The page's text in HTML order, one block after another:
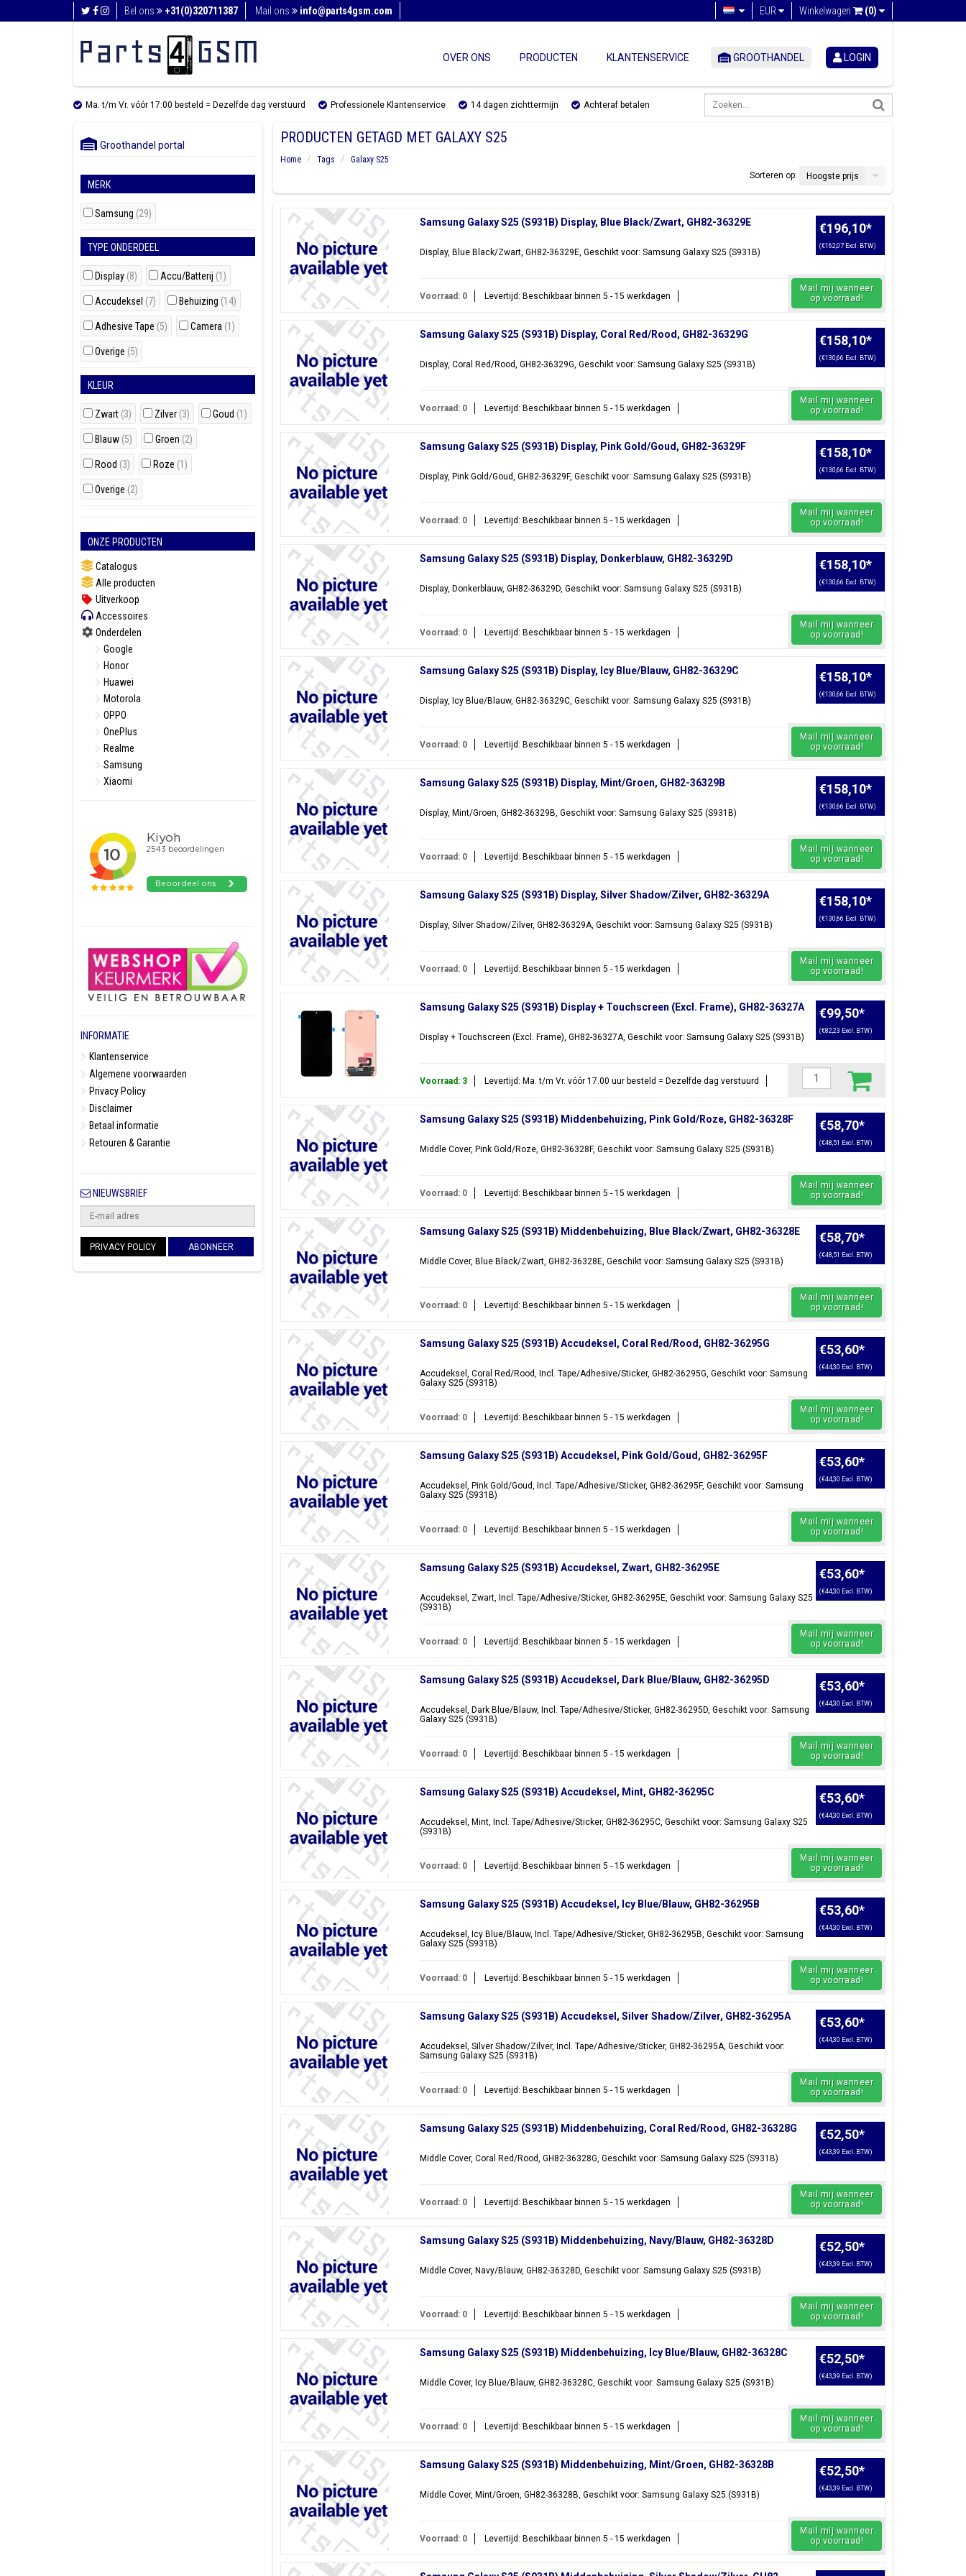
Bel ons +31(0)320711387 Mail ons info@parts4gsm.com Winkelwagen (0)
EUR
OVER ONS PRODUCTEN KLANTENSERVICE GROOTHANDEL LOGIN
Ma. t/m Vr. vóór 17:00 besteld = Dezelfde dag verstuurd Professionele Klantenservice 14 dagen zichttermijn Achteraf betalen
Groothandel portal
MERK
Samsung (29)
TYPE ONDERDEEL
Display (8) Accu/Batterij (1)
Accudeksel (7) Behuizing (14)
Adhesive Tape (5) Camera (1)
Overige (5)
KLEUR
Zwart (3) Zilver (3) Goud (1)
Blauw (5) Groen (2)
Rood (3) Roze (1)
Overige (2)
ONZE PRODUCTEN
Catalogus
Alle producten
Uitverkoop
Accessoires
Onderdelen
Google
Honor
Huawei
Motorola
OPPO
OnePlus
Realme
Samsung
Xiaomi
INFORMATIE
Klantenservice
Algemene voorwaarden
Privacy Policy
Disclaimer
Betaal informatie
Retouren & Garantie
NIEUWSBRIEF
PRIVACY POLICY ABONNEER
PRODUCTEN GETAGD MET GALAXY S25
Home Tags
Galaxy S25
Sorteren op:
Hoogste prijs
Samsung Galaxy S25 (S931B) Display, Blue Black/Zwart, GH82-36329E
Display, Blue Black/Zwart, GH82-36329E, Geschikt voor: Samsung Galaxy S25 (S931B)
€196,10*
(€162,07 Excl. BTW)
Voorraad: 0 Levertijd: Beschikbaar binnen 5 - 15 werkdagen
Mail mij wanneer
op voorraad!
Samsung Galaxy S25 (S931B) Display, Coral Red/Rood, GH82-36329G
Display, Coral Red/Rood, GH82-36329G, Geschikt voor: Samsung Galaxy S25 (S931B)
€158,10*
(€130,66 Excl. BTW)
Voorraad: 0 Levertijd: Beschikbaar binnen 5 - 15 werkdagen
Mail mij wanneer
op voorraad!
Samsung Galaxy S25 (S931B) Display, Pink Gold/Goud, GH82-36329F
Display, Pink Gold/Goud, GH82-36329F, Geschikt voor: Samsung Galaxy S25 (S931B)
€158,10*
(€130,66 Excl. BTW)
Voorraad: 0 Levertijd: Beschikbaar binnen 5 - 15 werkdagen
Mail mij wanneer
op voorraad!
Samsung Galaxy S25 (S931B) Display, Donkerblauw, GH82-36329D
Display, Donkerblauw, GH82-36329D, Geschikt voor: Samsung Galaxy S25 (S931B)
€158,10*
(€130,66 Excl. BTW)
Voorraad: 0 Levertijd: Beschikbaar binnen 5 - 15 werkdagen
Mail mij wanneer
op voorraad!
Samsung Galaxy S25 (S931B) Display, Icy Blue/Blauw, GH82-36329C
Display, Icy Blue/Blauw, GH82-36329C, Geschikt voor: Samsung Galaxy S25 (S931B)
€158,10*
(€130,66 Excl. BTW)
Voorraad: 0 Levertijd: Beschikbaar binnen 5 - 15 werkdagen
Mail mij wanneer
op voorraad!
Samsung Galaxy S25 (S931B) Display, Mint/Groen, GH82-36329B
Display, Mint/Groen, GH82-36329B, Geschikt voor: Samsung Galaxy S25 (S931B)
€158,10*
(€130,66 Excl. BTW)
Voorraad: 0 Levertijd: Beschikbaar binnen 5 - 15 werkdagen
Mail mij wanneer
op voorraad!
Samsung Galaxy S25 (S931B) Display, Silver Shadow/Zilver, GH82-36329A
Display, Silver Shadow/Zilver, GH82-36329A, Geschikt voor: Samsung Galaxy S25 (S931B)
€158,10*
(€130,66 Excl. BTW)
Voorraad: 0 Levertijd: Beschikbaar binnen 5 - 15 werkdagen
Mail mij wanneer
op voorraad!
Samsung Galaxy S25 (S931B) Display + Touchscreen (Excl. Frame), GH82-36327A
Display + Touchscreen (Excl. Frame), GH82-36327A, Geschikt voor: Samsung Galaxy S25 (S931B)
€99,50*
(€82,23 Excl. BTW)
Voorraad: 3 Levertijd: Ma. t/m Vr. vóór 17.00 uur besteld = Dezelfde dag verstuurd
Samsung Galaxy S25 (S931B) Middenbehuizing, Pink Gold/Roze, GH82-36328F
Middle Cover, Pink Gold/Roze, GH82-36328F, Geschikt voor: Samsung Galaxy S25 (S931B)
€58,70*
(€48,51 Excl. BTW)
Voorraad: 0 Levertijd: Beschikbaar binnen 5 - 15 werkdagen
Mail mij wanneer
op voorraad!
Samsung Galaxy S25 (S931B) Middenbehuizing, Blue Black/Zwart, GH82-36328E
Middle Cover, Blue Black/Zwart, GH82-36328E, Geschikt voor: Samsung Galaxy S25 (S931B)
€58,70*
(€48,51 Excl. BTW)
Voorraad: 0 Levertijd: Beschikbaar binnen 5 - 15 werkdagen
Mail mij wanneer
op voorraad!
Samsung Galaxy S25 (S931B) Accudeksel, Coral Red/Rood, GH82-36295G
Accudeksel, Coral Red/Rood, Incl. Tape/Adhesive/Sticker, GH82-36295G, Geschikt voor: Samsung
Galaxy S25 (S931B)
€53,60*
(€44,30 Excl. BTW)
Voorraad: 0 Levertijd: Beschikbaar binnen 5 - 15 werkdagen
Mail mij wanneer
op voorraad!
Samsung Galaxy S25 (S931B) Accudeksel, Pink Gold/Goud, GH82-36295F
Accudeksel, Pink Gold/Goud, Incl. Tape/Adhesive/Sticker, GH82-36295F, Geschikt voor: Samsung
Galaxy S25 (S931B)
€53,60*
(€44,30 Excl. BTW)
Voorraad: 0 Levertijd: Beschikbaar binnen 5 - 15 werkdagen
Mail mij wanneer
op voorraad!
Samsung Galaxy S25 (S931B) Accudeksel, Zwart, GH82-36295E
Accudeksel, Zwart, Incl. Tape/Adhesive/Sticker, GH82-36295E, Geschikt voor: Samsung Galaxy S25
(S931B)
€53,60*
(€44,30 Excl. BTW)
Voorraad: 0 Levertijd: Beschikbaar binnen 5 - 15 werkdagen
Mail mij wanneer
op voorraad!
Samsung Galaxy S25 (S931B) Accudeksel, Dark Blue/Blauw, GH82-36295D
Accudeksel, Dark Blue/Blauw, Incl. Tape/Adhesive/Sticker, GH82-36295D, Geschikt voor: Samsung
Galaxy S25 (S931B)
€53,60*
(€44,30 Excl. BTW)
Voorraad: 0 Levertijd: Beschikbaar binnen 5 - 15 werkdagen
Mail mij wanneer
op voorraad!
Samsung Galaxy S25 (S931B) Accudeksel, Mint, GH82-36295C
Accudeksel, Mint, Incl. Tape/Adhesive/Sticker, GH82-36295C, Geschikt voor: Samsung Galaxy S25
(S931B)
€53,60*
(€44,30 Excl. BTW)
Voorraad: 0 Levertijd: Beschikbaar binnen 5 - 15 werkdagen
Mail mij wanneer
op voorraad!
Samsung Galaxy S25 (S931B) Accudeksel, Icy Blue/Blauw, GH82-36295B
Accudeksel, Icy Blue/Blauw, Incl. Tape/Adhesive/Sticker, GH82-36295B, Geschikt voor: Samsung
Galaxy S25 (S931B)
€53,60*
(€44,30 Excl. BTW)
Voorraad: 0 Levertijd: Beschikbaar binnen 5 - 15 werkdagen
Mail mij wanneer
op voorraad!
Samsung Galaxy S25 (S931B) Accudeksel, Silver Shadow/Zilver, GH82-36295A
Accudeksel, Silver Shadow/Zilver, Incl. Tape/Adhesive/Sticker, GH82-36295A, Geschikt voor:
Samsung Galaxy S25 (S931B)
€53,60*
(€44,30 Excl. BTW)
Voorraad: 0 Levertijd: Beschikbaar binnen 5 - 15 werkdagen
Mail mij wanneer
op voorraad!
Samsung Galaxy S25 (S931B) Middenbehuizing, Coral Red/Rood, GH82-36328G
Middle Cover, Coral Red/Rood, GH82-36328G, Geschikt voor: Samsung Galaxy S25 (S931B)
€52,50*
(€43,39 Excl. BTW)
Voorraad: 0 Levertijd: Beschikbaar binnen 5 - 15 werkdagen
Mail mij wanneer
op voorraad!
Samsung Galaxy S25 (S931B) Middenbehuizing, Navy/Blauw, GH82-36328D
Middle Cover, Navy/Blauw, GH82-36328D, Geschikt voor: Samsung Galaxy S25 (S931B)
€52,50*
(€43,39 Excl. BTW)
Voorraad: 0 Levertijd: Beschikbaar binnen 5 - 15 werkdagen
Mail mij wanneer
op voorraad!
Samsung Galaxy S25 (S931B) Middenbehuizing, Icy Blue/Blauw, GH82-36328C
Middle Cover, Icy Blue/Blauw, GH82-36328C, Geschikt voor: Samsung Galaxy S25 (S931B)
€52,50*
(€43,39 Excl. BTW)
Voorraad: 0 Levertijd: Beschikbaar binnen 5 - 15 werkdagen
Mail mij wanneer
op voorraad!
Samsung Galaxy S25 (S931B) Middenbehuizing, Mint/Groen, GH82-36328B
Middle Cover, Mint/Groen, GH82-36328B, Geschikt voor: Samsung Galaxy S25 (S931B)
€52,50*
(€43,39 Excl. BTW)
Voorraad: 0 Levertijd: Beschikbaar binnen 5 - 15 werkdagen
Mail mij wanneer
op voorraad!